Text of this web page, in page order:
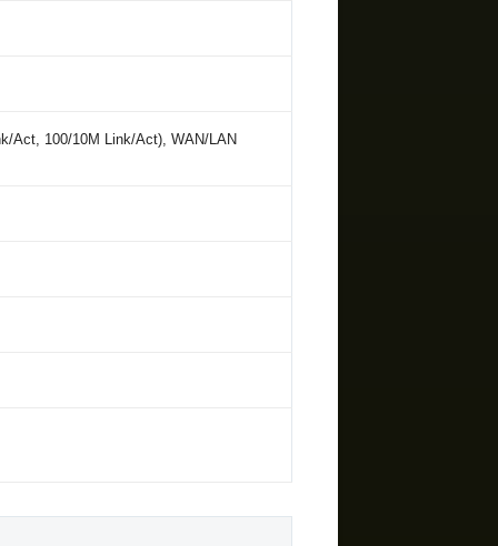
Act, 100/10M Link/Act), WAN/LAN